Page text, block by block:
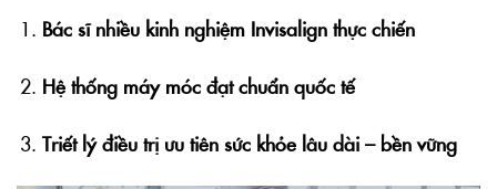
Bác sĩ nhiều kinh nghiệm Invisalign thực chiến
Hệ thống máy móc đạt chuẩn quốc tế
Triết lý điều trị ưu tiên sức khỏe lâu dài – bền vững